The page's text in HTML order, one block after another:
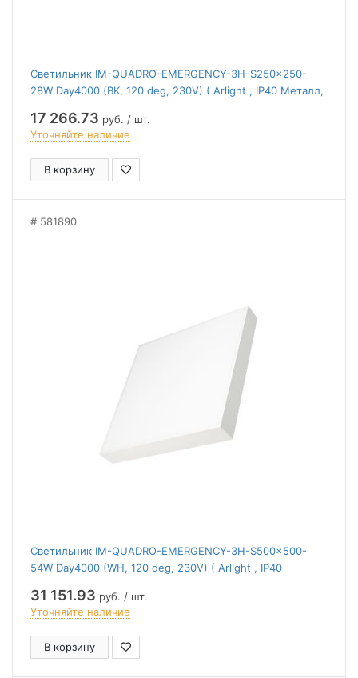
Светильник IM-QUADRO-EMERGENCY-3H-S250x250-
28W Day4000 (BK, 120 deg, 230V) ( Arlight , IP40 Металл,
17 266.73 руб. / шт.
Уточняйте наличие
В корзину
581890
Светильник IM-QUADRO-EMERGENCY-3H-S500x500-
54W Day4000 (WH, 120 deg, 230V) ( Arlight , IP40
31 151.93 руб. / шт.
Уточняйте наличие
В корзину